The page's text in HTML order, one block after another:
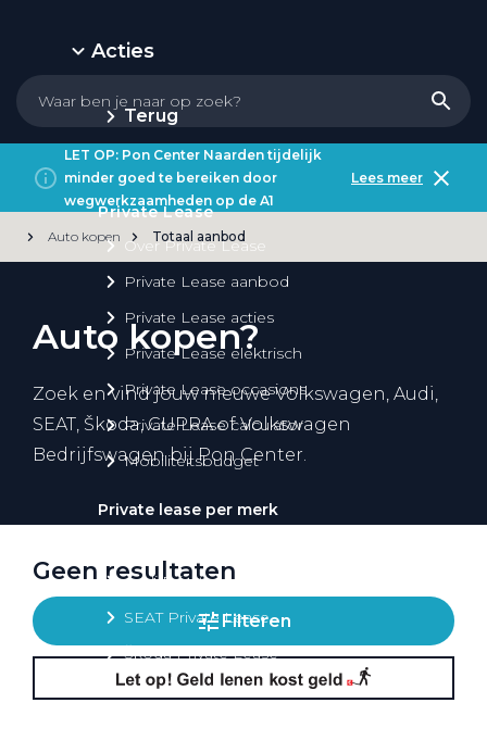
Acties
Terug
Private Lease
Over Private Lease
Private Lease aanbod
Private Lease acties
Private Lease elektrisch
Private Lease occasions
Private Lease calculator
Mobiliteitsbudget
Private lease per merk
Audi Private Lease
SEAT Private Lease
Škoda Private Lease
LET OP: Pon Center Naarden tijdelijk
minder goed te bereiken door
wegwerkzaamheden op de A1
Lees meer
Auto kopen Totaal aanbod
Auto kopen?
Zoek en vind jouw nieuwe Volkswagen, Audi,
SEAT, Škoda, CUPRA of Volkswagen
Bedrijfswagen bij Pon Center.
Geen resultaten
Filteren